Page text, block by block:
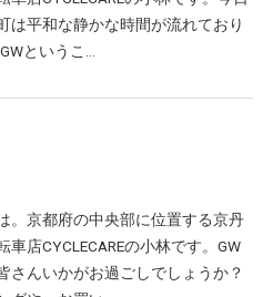
は平和な静かな時間が流れており
というこ…
。京都府の中央部に位置する京丹
車店CYCLECAREの小林です。GW
さんいかがお過ごしでしょうか？